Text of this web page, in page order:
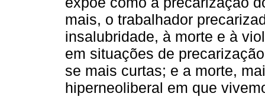
mais, o trabalhador
insalubridade, à morte e à
em situações de
se mais curtas; e a morte,
hiperneoliberal em que